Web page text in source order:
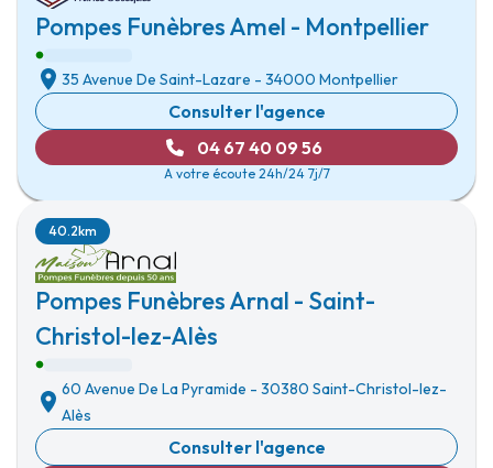
Pompes Funèbres Amel - Montpellier
35 Avenue De Saint-Lazare - 34000 Montpellier
Consulter l'agence
04 67 40 09 56
A votre écoute 24h/24 7j/7
Pompes Funèbres Arnal - Saint-
Christol-lez-Alès
40.2km
60 Avenue De La Pyramide - 30380 Saint-Christol-lez-
Alès
Consulter l'agence